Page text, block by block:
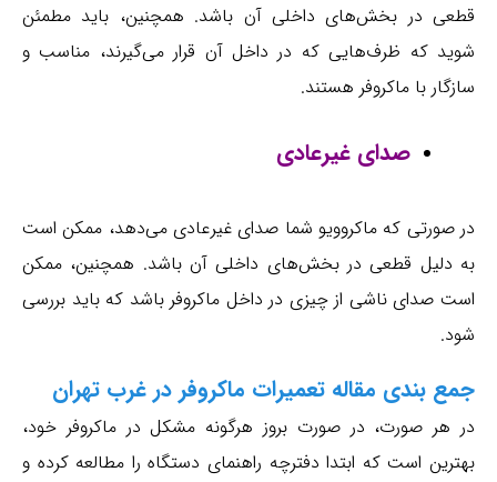
قطعی در بخش‌های داخلی آن باشد. همچنین، باید مطمئن
شوید که ظرف‌هایی که در داخل آن قرار می‌گیرند، مناسب و
سازگار با ماکروفر هستند.
صدای غیرعادی
در صورتی که ماکروویو شما صدای غیرعادی می‌دهد، ممکن است
به دلیل قطعی در بخش‌های داخلی آن باشد. همچنین، ممکن
است صدای ناشی از چیزی در داخل ماکروفر باشد که باید بررسی
شود.
جمع بندی مقاله تعمیرات ماکروفر در غرب تهران
در هر صورت، در صورت بروز هرگونه مشکل در ماکروفر خود،
بهترین است که ابتدا دفترچه راهنمای دستگاه را مطالعه کرده و